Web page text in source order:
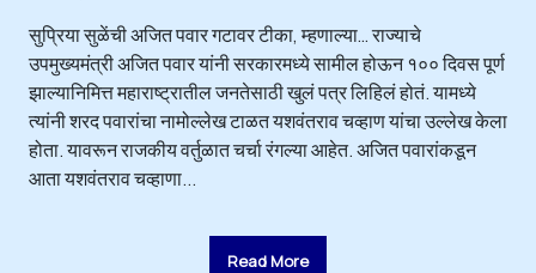
सुप्रिया सुळेंची अजित पवार गटावर टीका, म्हणाल्या… राज्याचे
उपमुख्यमंत्री अजित पवार यांनी सरकारमध्ये सामील होऊन १०० दिवस पूर्ण
झाल्यानिमित्त महाराष्ट्रातील जनतेसाठी खुलं पत्र लिहिलं होतं. यामध्ये
त्यांनी शरद पवारांचा नामोल्लेख टाळत यशवंतराव चव्हाण यांचा उल्लेख केला
होता. यावरून राजकीय वर्तुळात चर्चा रंगल्या आहेत. अजित पवारांकडून
आता यशवंतराव चव्हाणा...
Read More